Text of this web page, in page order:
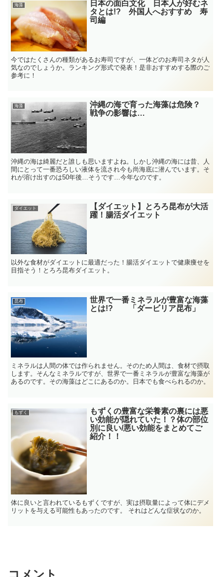
海藻
日本の面白文化 日本人が好むネ
タとは!? 外国人へおすすめ 寿
司編
今ではたくさんの種類があるお寿司ですが、一体どのお寿司ネタが人
気なのでしょうか。ランキング形式で発表！是非おすすめする際のご
参考に！
海藻
沖縄の海で育った海藻は危険？
戦争の影響は…
沖縄の海は綺麗だと誰しも思いますよね。しかし沖縄の海には昔、人
間にとって一番恐ろしい液体を流され今も尚海底に潜んでいます。そ
れが溶け出すのは50年後…そうです…今年なのです。
ダイエット
【ダイエット】とろろ昆布が大活
躍！腸活ダイエット
以外な食材がダイエットに最適だった！腸活ダイエットで健康痩せを
目指そう！とろろ昆布ダイエット。
昆布
世界で一番ミネラルが豊富な海藻
とは!? 「ダービリア昆布」
ミネラルは人間の体では作られません。そのため人間は、食材で摂取
します。そんなミネラルですが、世界で一番ミネラルが豊富な海藻が
あるのです。その海藻はどこにあるのか。日本でも食べられるのか。
もずく
もずくの豊富な栄養素の裏には悪
い効能が隠れていた！？体の部位
別に良い/悪い効能をまとめてご
紹介！！
体に良いと言われているもずくですが、実は摂取量によって体にデメ
リットを与える可能性もあったのです。 それはどんな症状なのか。